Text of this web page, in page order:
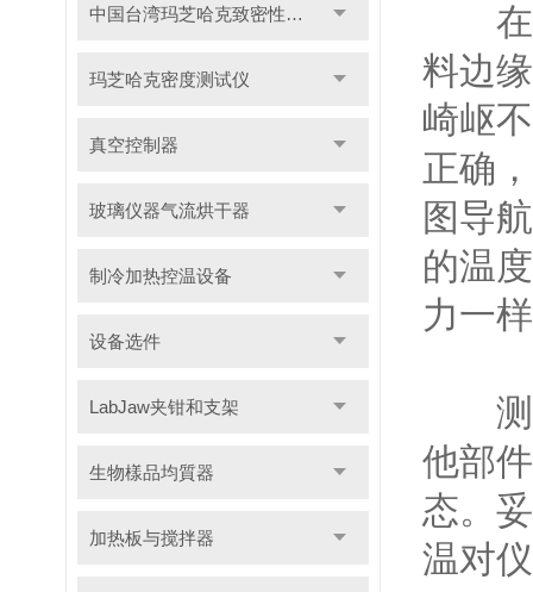
中国台湾玛芝哈克致密性材料密度测试仪
玛芝哈克密度测试仪
真空控制器
玻璃仪器气流烘干器
制冷加热控温设备
设备选件
LabJaw夹钳和支架
生物樣品均質器
加热板与搅拌器
在使
料边
崎岖
正确
图导
的温
力一
测量
他部
态。
温对